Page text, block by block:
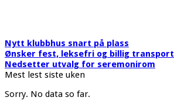
Nytt klubbhus snart på plass
Ønsker fest, leksefri og billig transport
Nedsetter utvalg for seremonirom
Mest lest siste uken
Sorry. No data so far.